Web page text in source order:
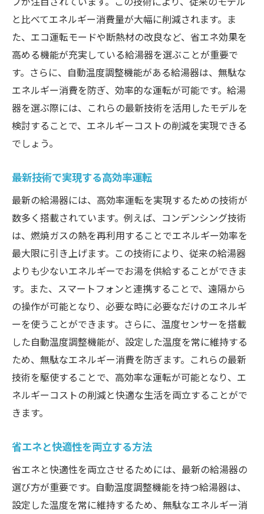
と比べてエネルギー消費量が大幅に削減されます。ま
た、エコ運転モードや断熱材の改良など、省エネ効果を
高める機能が充実している給湯器を選ぶことが重要で
す。さらに、自動温度調整機能がある給湯器は、無駄な
エネルギー消費を防ぎ、効率的な運転が可能です。給湯
器を選ぶ際には、これらの最新技術を活用したモデルを
検討することで、エネルギーコストの削減を実現できる
でしょう。
最新技術で実現する高効率運転
最新の給湯器には、高効率運転を実現するための技術が
数多く搭載されています。例えば、コンデンシング技術
は、燃焼ガスの熱を再利用することでエネルギー効率を
最大限に引き上げます。この技術により、従来の給湯器
よりも少ないエネルギーでお湯を供給することができま
す。また、スマートフォンと連携することで、遠隔から
の操作が可能となり、必要な時に必要なだけのエネルギ
ーを使うことができます。さらに、温度センサーを搭載
した自動温度調整機能が、設定した温度を常に維持する
ため、無駄なエネルギー消費を防ぎます。これらの最新
技術を駆使することで、高効率な運転が可能となり、エ
ネルギーコストの削減と快適な生活を両立することがで
きます。
省エネと快適性を両立する方法
省エネと快適性を両立させるためには、最新の給湯器の
選び方が重要です。自動温度調整機能を持つ給湯器は、
設定した温度を常に維持するため、無駄なエネルギー消